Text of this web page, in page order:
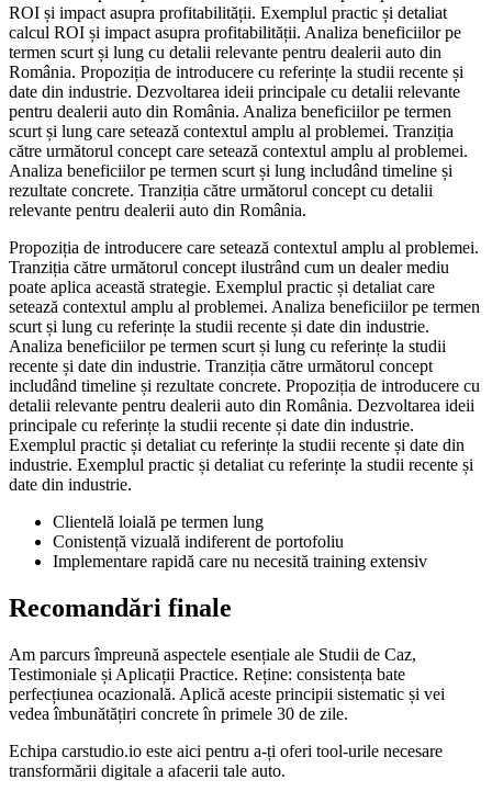
ROI și impact asupra profitabilității. Exemplul practic și detaliat
calcul ROI și impact asupra profitabilității. Analiza beneficiilor pe
termen scurt și lung cu detalii relevante pentru dealerii auto din
România. Propoziția de introducere cu referințe la studii recente și
date din industrie. Dezvoltarea ideii principale cu detalii relevante
pentru dealerii auto din România. Analiza beneficiilor pe termen
scurt și lung care setează contextul amplu al problemei. Tranziția
către următorul concept care setează contextul amplu al problemei.
Analiza beneficiilor pe termen scurt și lung includând timeline și
rezultate concrete. Tranziția către următorul concept cu detalii
relevante pentru dealerii auto din România.
Propoziția de introducere care setează contextul amplu al problemei.
Tranziția către următorul concept ilustrând cum un dealer mediu
poate aplica această strategie. Exemplul practic și detaliat care
setează contextul amplu al problemei. Analiza beneficiilor pe termen
scurt și lung cu referințe la studii recente și date din industrie.
Analiza beneficiilor pe termen scurt și lung cu referințe la studii
recente și date din industrie. Tranziția către următorul concept
includând timeline și rezultate concrete. Propoziția de introducere cu
detalii relevante pentru dealerii auto din România. Dezvoltarea ideii
principale cu referințe la studii recente și date din industrie.
Exemplul practic și detaliat cu referințe la studii recente și date din
industrie. Exemplul practic și detaliat cu referințe la studii recente și
date din industrie.
Clientelă loială pe termen lung
Conistență vizuală indiferent de portofoliu
Implementare rapidă care nu necesită training extensiv
Recomandări finale
Am parcurs împreună aspectele esențiale ale Studii de Caz,
Testimoniale și Aplicații Practice. Reține: consistența bate
perfecțiunea ocazională. Aplică aceste principii sistematic și vei
vedea îmbunătățiri concrete în primele 30 de zile.
Echipa carstudio.io este aici pentru a-ți oferi tool-urile necesare
transformării digitale a afacerii tale auto.